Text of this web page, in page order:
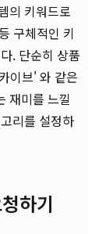
의 키워드로
구체적인 키
. 단순히 상품
이브' 와 같은
재미를 느낄
리를 설정하
하기